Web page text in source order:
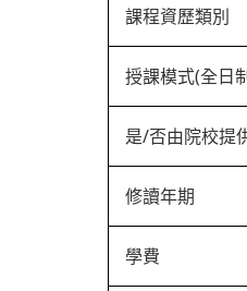
課程資歷類別
授課模式(全日
是/否由院校提
修讀年期
學費